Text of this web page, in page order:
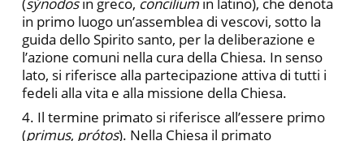
in primo luogo un’assemblea di vescovi, sotto la
guida dello Spirito santo, per la deliberazione e
l’azione comuni nella cura della Chiesa. In senso
lato, si riferisce alla partecipazione attiva di tutti i
fedeli alla vita e alla missione della Chiesa.
4. Il termine primato si riferisce all’essere primo
(primus, prótos). Nella Chiesa il primato